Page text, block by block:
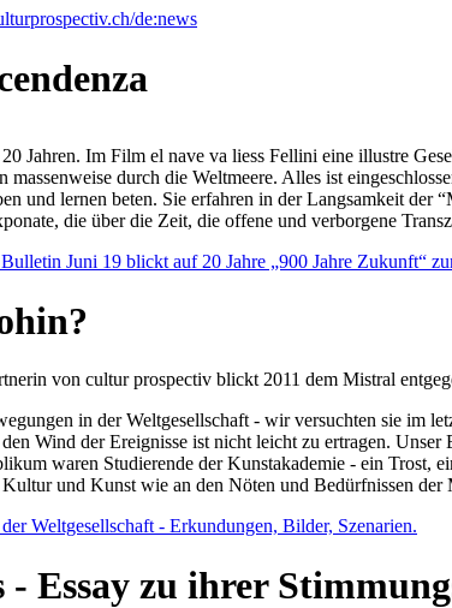
de:news
Jahren. Im Film el nave va liess Fellini eine illustre
durch die Weltmeere. Alles ist
und lernen beten. Sie erfahren in der Langsamkeit
die über die Zeit, die offene und verborgene
Juni 19 blickt auf 20 Jahre „900 Jahre Zukunft“
von cultur prospectiv blickt 2011 dem Mistral
in der Weltgesellschaft - wir versuchten sie im
Wind der Ereignisse ist nicht leicht zu ertragen.
waren Studierende der Kunstakademie - ein Trost,
und Kunst wie an den Nöten und Bedürfnissen der
Weltgesellschaft - Erkundungen, Bilder, Szenarien.
- Essay zu ihrer